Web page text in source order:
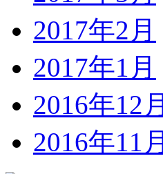
2017年2月
2017年1月
2016年12月
2016年11月